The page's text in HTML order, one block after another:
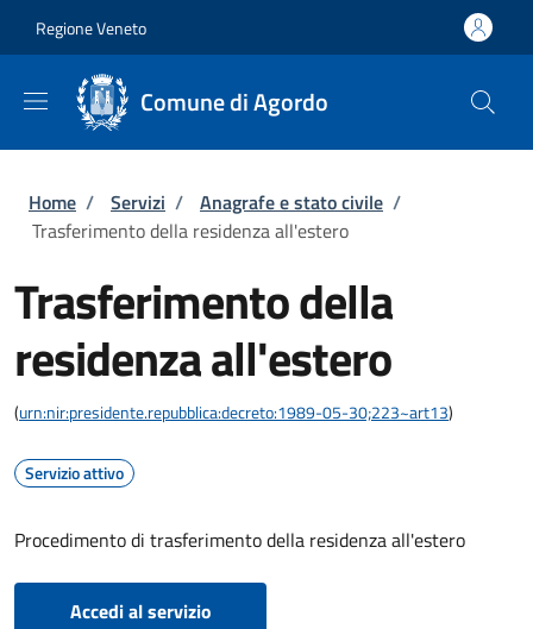
Regione Veneto
Comune di Agordo
Briciole di pane
Home / Servizi / Anagrafe e stato civile /
Trasferimento della residenza all'estero
Trasferimento della
residenza all'estero
(urn:nir:presidente.repubblica:decreto:1989-05-30;223~art13)
Servizio attivo
Procedimento di trasferimento della residenza all'estero
Accedi al servizio